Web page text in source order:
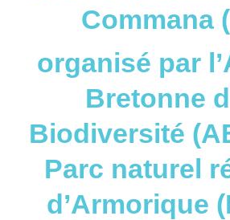
Commana
organisé par
Bretonne
Biodiversité
Parc naturel
d’Armorique